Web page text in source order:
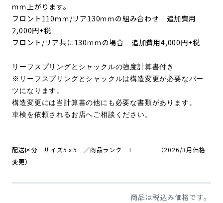
ｍｍ上がります。
フロント110ｍｍ/リア130ｍｍの組み合わせ 追加費用
2,000円+税
フロント/リア共に130ｍｍの場合 追加費用4,000円+税
リーフスプリングとシャックルの強度計算書付き
※リーフスプリングとシャックルは構造変更が必要なパー
ツになります。
構造変更には当計算書の他にも必要な書類があります。
車検を依頼されるお店へご相談ください。
配送区分 サイズ5ｘ5 ／商品ランク T
（2026/3月価格
変更）
商品は税込み価格です。